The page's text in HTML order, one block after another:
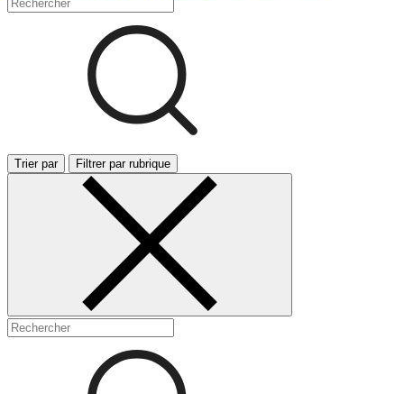
Trier par Filtrer par rubrique